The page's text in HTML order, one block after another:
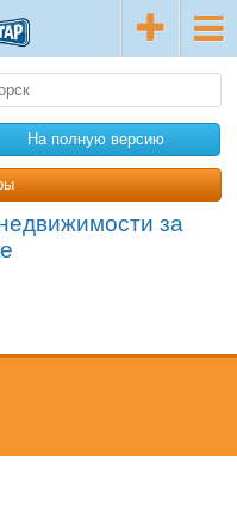
На полную версию
за